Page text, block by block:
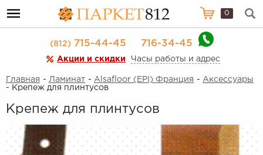
0
(812)715-44-45 716-34-45
Акции и скидки Часы работы и адрес
Главная - Ламинат - Alsafloor (EPI) Франция - Аксессуары
- Крепеж для плинтусов
Крепеж для плинтусов